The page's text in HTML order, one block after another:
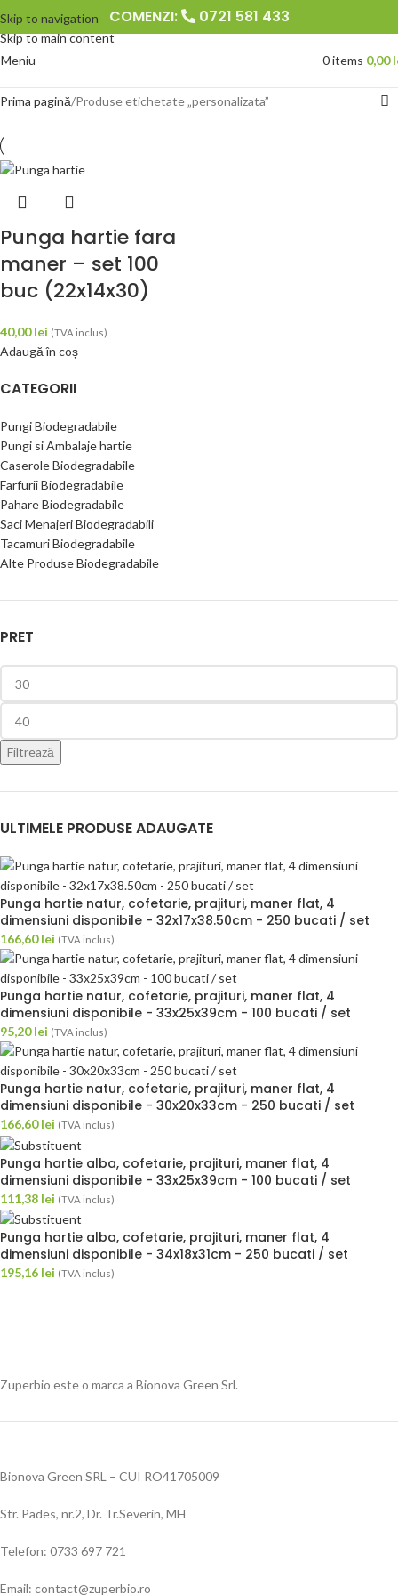
Skip to navigation
Skip to main content
COMENZI: 0721 581 433
Meniu 0items 0,00
CATEGORII
Pungi Biodegradabile
Pungi si Ambalaje hartie
Caserole Biodegradabile
Farfurii Biodegradabile
Pahare Biodegradabile
Saci Menajeri Biodegradabili
Tacamuri Biodegradabile
Alte Produse Biodegradabile
PRET
Filtrează
ULTIMELE PRODUSE ADAUGATE
Punga hartie natur, cofetarie, prajituri, maner flat, 4
dimensiuni disponibile - 32x17x38.50cm - 250 bucati / set
166,60lei (TVA inclus)
Punga hartie natur, cofetarie, prajituri, maner flat, 4
dimensiuni disponibile - 33x25x39cm - 100 bucati / set
95,20lei (TVA inclus)
Punga hartie natur, cofetarie, prajituri, maner flat, 4
dimensiuni disponibile - 30x20x33cm - 250 bucati / set
166,60lei (TVA inclus)
Punga hartie alba, cofetarie, prajituri, maner flat, 4
dimensiuni disponibile - 33x25x39cm - 100 bucati / set
111,38 lei (TVA inclus)
Punga hartie alba, cofetarie, prajituri, maner flat, 4
dimensiuni disponibile - 34x18x31cm - 250 bucati / set
195,16 lei (TVA inclus)
Prima pagină Produse etichetate „personalizata”
Punga hartie fara
maner – set 100
buc (22x14x30)
40,00lei (TVA inclus)
Adaugă în coș
Zuperbio este o marca a Bionova Green Srl.
Bionova Green SRL – CUI RO41705009
Str. Pades, nr.2, Dr. Tr.Severin, MH
Telefon: 0733 697 721
Email: contact@zuperbio.ro